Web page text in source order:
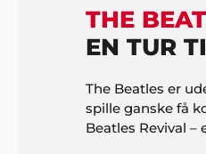
THE
EN TUR
The Beatles er
spille ganske få
Beatles Revival